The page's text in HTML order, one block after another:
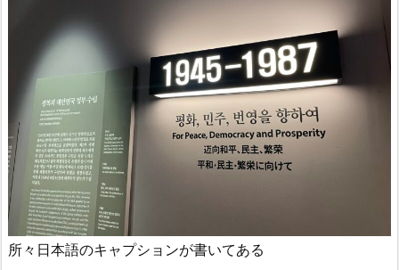
所々日本語のキャプションが書いてある